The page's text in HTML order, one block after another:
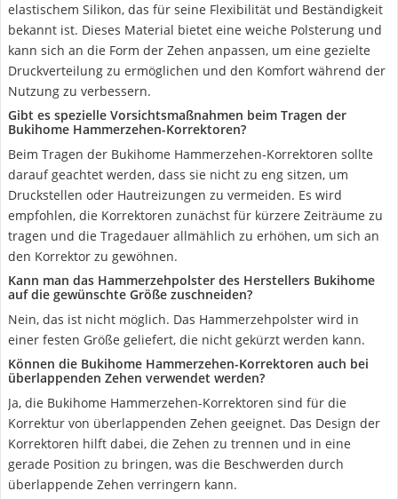
elastischem Silikon, das für seine Flexibilität und Beständigkeit
bekannt ist. Dieses Material bietet eine weiche Polsterung und
kann sich an die Form der Zehen anpassen, um eine gezielte
Druckverteilung zu ermöglichen und den Komfort während der
Nutzung zu verbessern.
Gibt es spezielle Vorsichtsmaßnahmen beim Tragen der
Bukihome Hammerzehen-Korrektoren?
Beim Tragen der Bukihome Hammerzehen-Korrektoren sollte
darauf geachtet werden, dass sie nicht zu eng sitzen, um
Druckstellen oder Hautreizungen zu vermeiden. Es wird
empfohlen, die Korrektoren zunächst für kürzere Zeiträume zu
tragen und die Tragedauer allmählich zu erhöhen, um sich an
den Korrektor zu gewöhnen.
Kann man das Hammerzehpolster des Herstellers Bukihome
auf die gewünschte Größe zuschneiden?
Nein, das ist nicht möglich. Das Hammerzehpolster wird in
einer festen Größe geliefert, die nicht gekürzt werden kann.
Können die Bukihome Hammerzehen-Korrektoren auch bei
überlappenden Zehen verwendet werden?
Ja, die Bukihome Hammerzehen-Korrektoren sind für die
Korrektur von überlappenden Zehen geeignet. Das Design der
Korrektoren hilft dabei, die Zehen zu trennen und in eine
gerade Position zu bringen, was die Beschwerden durch
überlappende Zehen verringern kann.